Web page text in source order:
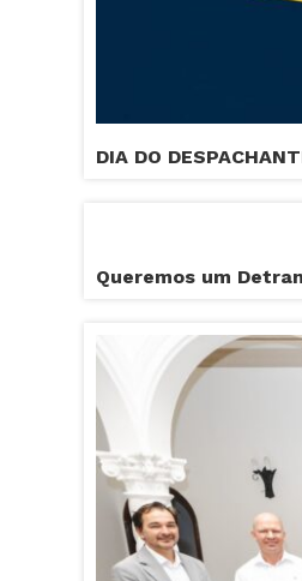
DIA DO
Queremos um